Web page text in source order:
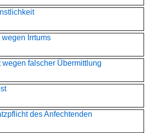
Irrtums
wegen falscher Übermittlung
des Anfechtenden